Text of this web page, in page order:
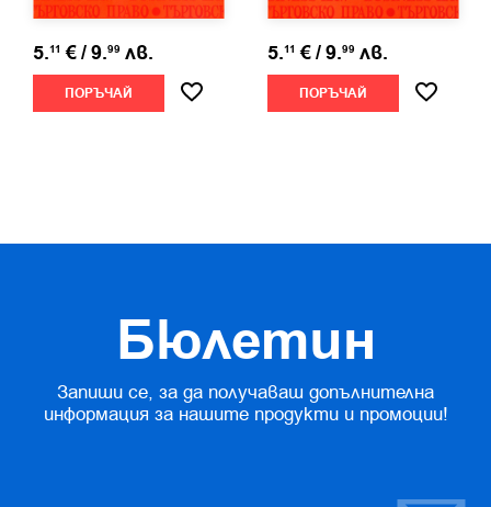
5.11 €/9.99 лв.
ПОРЪЧАЙ
5.11 €/9.99 лв.
ПОРЪЧАЙ
Бюлетин
Запиши се, за да получаваш допълнителна
информация за нашите продукти и промоции!